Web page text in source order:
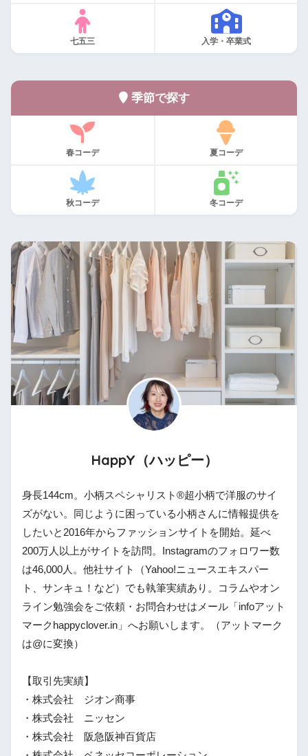
七五三 入学・卒業式
季節で探す
春コーデ 夏コーデ
秋コーデ 冬コーデ
HappY（ハッピー）
身長144cm。小柄スペシャリスト®︎超小柄で洋服のサイ
ズがない。同じように困っている小柄さんに情報提供を
したいと2016年からファッションサイトを開始。延べ
200万人以上がサイトを訪問。Instagramのフォロワー数
は46,000人。他社サイト（Yahoo!ニュースエキスパー
ト、サンキュ！など）でも執筆実績あり。コラムやオン
ライン勉強会をご依頼・お問合わせはメール「infoアット
マークhappyclover.in」へお願いします。（アットマーク
は@に変換）
【取引先実績】
・株式会社 ジオン商事
・株式会社 ニッセン
・株式会社 阪急阪神百貨店